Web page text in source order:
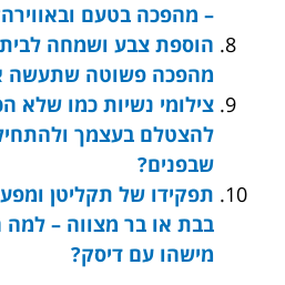
– מהפכה בטעם
הוספת צבע ושמחה
מהפכה פשוטה שתעשה
צילומי נשיות כמו שלא
להצטלם בעצמך
שבפנים?
תפקידו של תקליטן
בבת או בר מצווה –
מישהו עם דיסק?